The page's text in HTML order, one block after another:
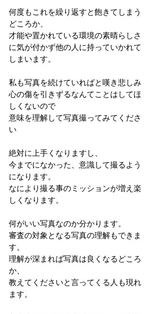
何度もこれを繰り返すと飽きてしまう
どころか、
才能や置かれている環境の素晴らしさ
に気が付かず他の人に持っていかれて
しまいます。
私も写真を続けていればと嘆き悲しみ
心の傷を引きずるなんてことはしてほ
しくないので
意味を理解して写真撮ってみてくださ
い
絶対に上手くなりますし、
今までになかった、意識して撮るよう
になります。
なにより撮る事のミッションが増え楽
しくなります。
何がいい写真なのか分かります。
審査の対象となる写真の理解もできま
す。
理解が深まれば写真は良くなるどころ
か、
教えてくださいと言ってくる人も現れ
ます。